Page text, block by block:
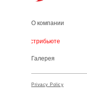
Privacy Policy
О компании
Галерея
Дистрибьютеры